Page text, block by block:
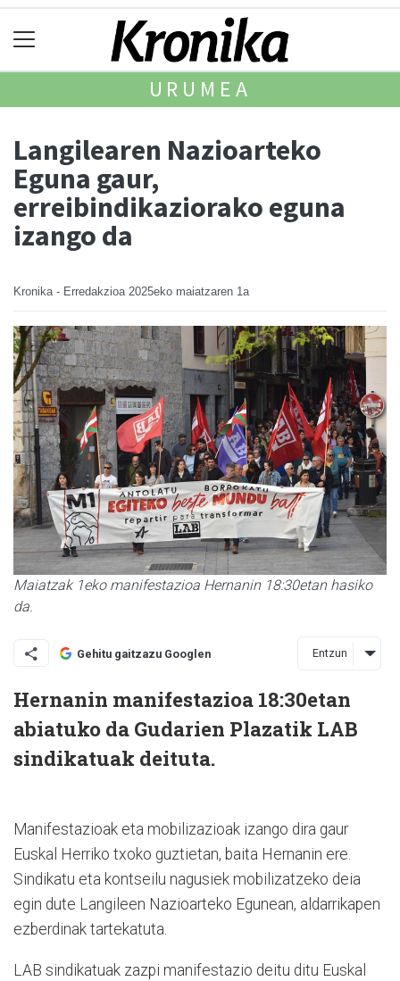
URUMEA
Langilearen Nazioarteko
Eguna gaur,
erreibindikaziorako eguna
izango da
Kronika - Erredakzioa 2025eko maiatzaren 1a
Maiatzak 1eko manifestazioa Hernanin 18:30etan hasiko
da.
Gehitu gaitzazu Googlen Entzun
Hernanin manifestazioa 18:30etan
abiatuko da Gudarien Plazatik LAB
sindikatuak deituta.
Manifestazioak eta mobilizazioak izango dira gaur
Euskal Herriko txoko guztietan, baita Hernanin ere.
Sindikatu eta kontseilu nagusiek mobilizatzeko deia
egin dute Langileen Nazioarteko Egunean, aldarrikapen
ezberdinak tartekatuta.
LAB sindikatuak zazpi manifestazio deitu ditu Euskal